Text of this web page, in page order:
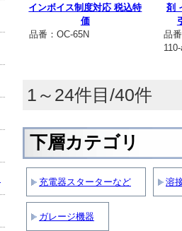
インボイス制度対応 税込特
価
品番： OC-65N
剤
品
1～24件目/40件
下層カテゴリ
充電器スターターなど 溶
ガレージ機器